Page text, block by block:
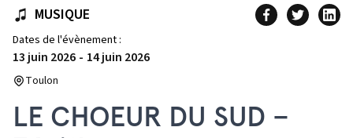
MUSIQUE
Dates de l'évènement :
13 juin 2026 - 14 juin 2026
Toulon
LE CHOEUR DU SUD –